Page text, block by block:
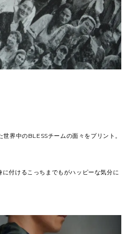
界中のBLESSチームの面々をプリント。
付けるこっちまでもがハッピーな気分に